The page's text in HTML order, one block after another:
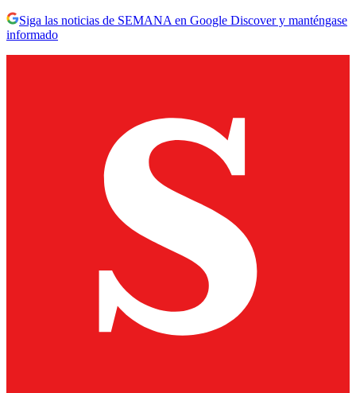
Siga las noticias de SEMANA en Google Discover y manténgase
informado